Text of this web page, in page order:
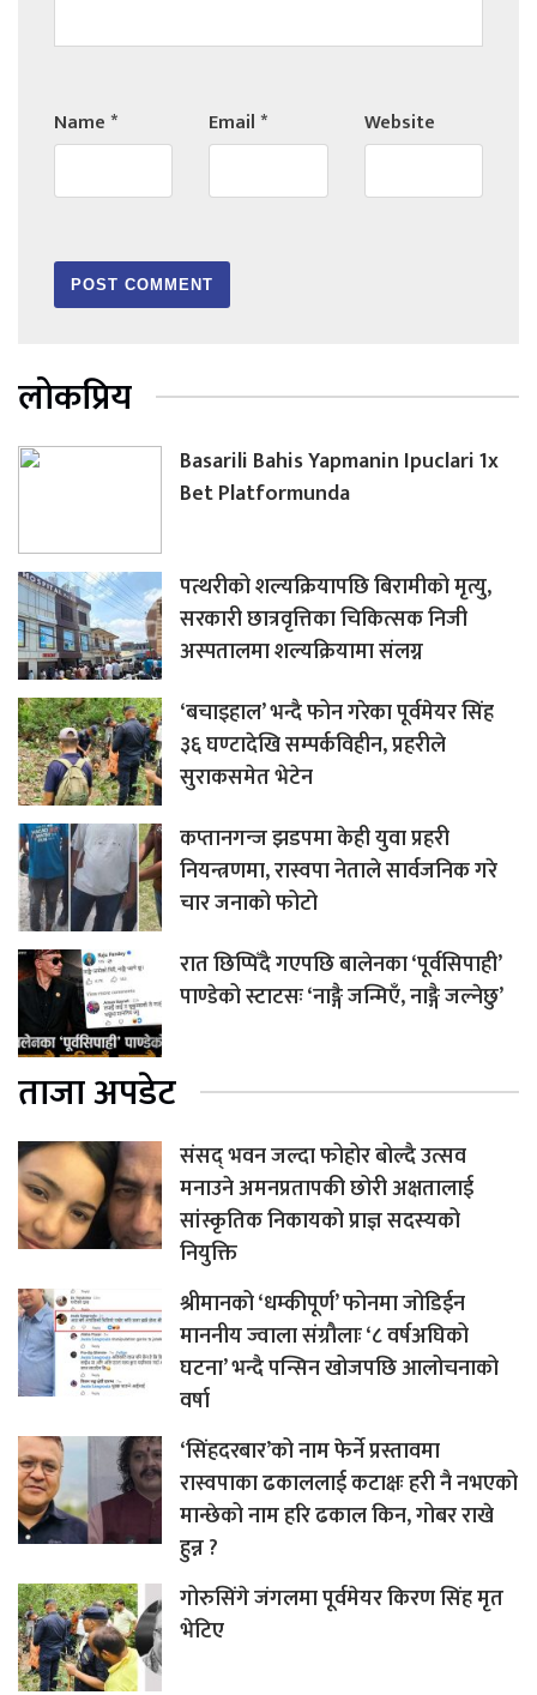
Name* Email* Website
लोकप्रिय
Basarili Bahis Yapmanin Ipuclari 1x
Bet Platformunda
पत्थरीको शल्यक्रियापछि बिरामीको मृत्यु,
सरकारी छात्रवृत्तिका चिकित्सक निजी
अस्पतालमा शल्यक्रियामा संलग्न
‘बचाइहाल’ भन्दै फोन गरेका पूर्वमेयर सिंह
३६ घण्टादेखि सम्पर्कविहीन, प्रहरीले
सुराकसमेत भेटेन
कप्तानगन्ज झडपमा केही युवा प्रहरी
नियन्त्रणमा, रास्वपा नेताले सार्वजनिक गरे
चार जनाको फोटो
रात छिप्पिँदै गएपछि बालेनका ‘पूर्वसिपाही’
पाण्डेको स्टाटसः ‘नाङ्गै जन्मिएँ, नाङ्गै जल्नेछु’
ताजा अपडेट
संसद् भवन जल्दा फोहोर बोल्दै उत्सव
मनाउने अमनप्रतापकी छोरी अक्षतालाई
सांस्कृतिक निकायको प्राज्ञ सदस्यको
नियुक्ति
श्रीमानको ‘धम्कीपूर्ण’ फोनमा जोडिईन
माननीय ज्वाला संग्रौलाः ‘८ वर्षअघिको
घटना’ भन्दै पन्सिन खोजपछि आलोचनाको
वर्षा
‘सिंहदरबार’को नाम फेर्ने प्रस्तावमा
रास्वपाका ढकाललाई कटाक्षः हरी नै नभएको
मान्छेको नाम हरि ढकाल किन, गोबर राखे
हुन्न ?
गोरुसिंगे जंगलमा पूर्वमेयर किरण सिंह मृत
भेटिए